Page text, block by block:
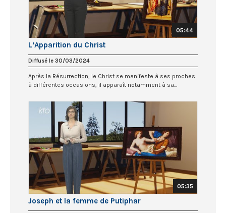
05:44
L’Apparition du Christ
Diffusé le 30/03/2024
Après la Résurrection, le Christ se manifeste à ses proches
à différentes occasions, il apparaît notamment à sa...
05:35
Joseph et la femme de Putiphar